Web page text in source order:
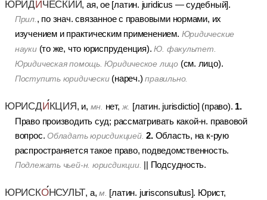
ЮРИДИЧЕСКИЙ, ая, ое [латин. juridicus — судебный].
Прил. , по знач. связанное с правовыми нормами, их
изучением и практическим применением. Юридические
науки(то же, что юриспруденция).Ю. факультет.
Юридическая помощь. Юридическое лицо(см. лицо).
Поступить юридически(нареч.)правильно.
ЮРИСДИКЦИЯ, и, мн. нет, ж. [латин. jurisdictio] (право). 1.
Право производить суд; рассматривать какой-н. правовой
вопрос. Обладать юрисдикцией. 2. Область, на к-рую
распространяется такое право, подведомственность.
Подлежать чьей-н. юрисдикции. Подсудность.
ЮРИСКОНСУЛЬТ, а,м. [латин. jurisconsultus]. Юрист,